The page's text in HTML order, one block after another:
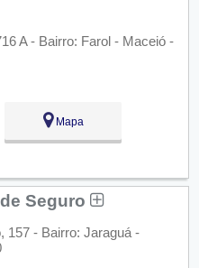
A - Bairro: Farol - Maceió -
Mapa
Seguro
157 - Bairro: Jaraguá -